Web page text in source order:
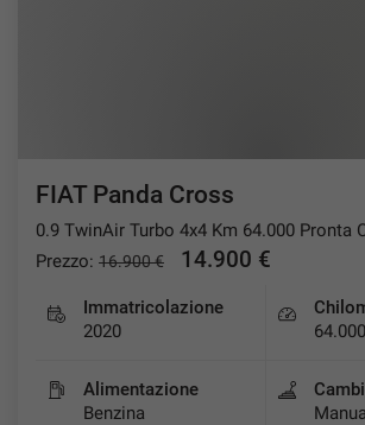
FIAT Panda Cross
0.9 TwinAir Turbo 4x4 Km 64.000 Pronta
Prezzo: 16.900 € 14.900 €
Immatricolazione
2020
64.000
Alimentazione
Benzina